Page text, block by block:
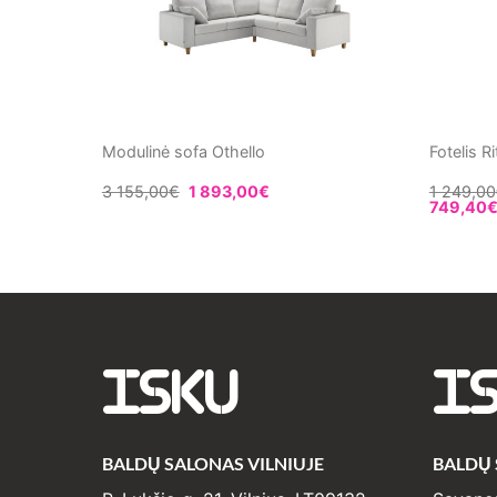
Modulinė sofa Othello
3 155,00€ 1 893,00€
Fotelis
1 249,00
749,40€
ISKU
BALDŲ SALONAS VILNIUJE BALDŲ